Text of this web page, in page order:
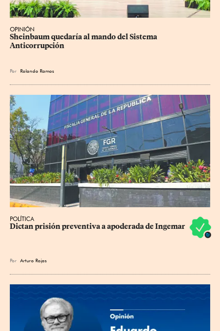
OPINIÓN
Sheinbaum quedaría al mando del Sistema
Anticorrupción
Por Rolando Ramos
POLÍTICA
Dictan prisión preventiva a apoderada de Ingemar
Por Arturo Rojas